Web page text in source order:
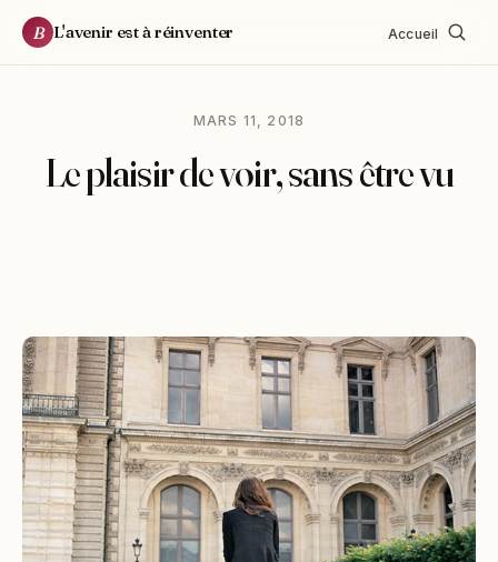
B L'avenir est à réinventer Accueil
MARS 11, 2018
Le plaisir de voir, sans être vu